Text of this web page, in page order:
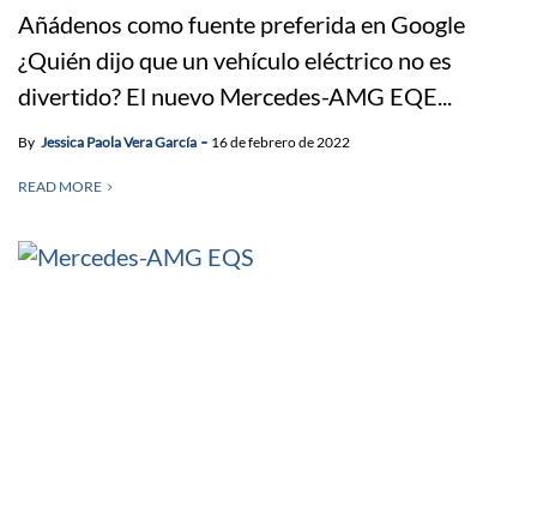
Añádenos como fuente preferida en Google
¿Quién dijo que un vehículo eléctrico no es
divertido? El nuevo Mercedes-AMG EQE...
By Jessica Paola Vera García 16 de febrero de 2022
READ MORE